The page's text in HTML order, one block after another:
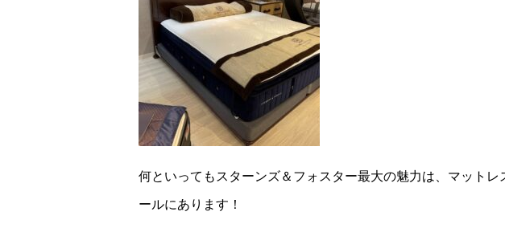
何といってもスターンズ＆フォスター最大の魅力は、マット
ールにあります！